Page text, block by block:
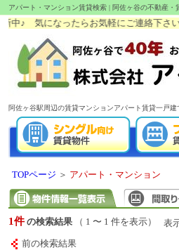
アパート・マンション賃貸検索 | 阿佐ヶ谷の不動産
♪ 気になったらお気軽にご連絡下さい♪
阿佐ヶ谷駅周辺の賃貸マンションアパート賃貸一戸
TOPページ ＞ アパート・マンション
1件 の検索結果 （ 1 〜 1 件を表示） 表
前の検索結果